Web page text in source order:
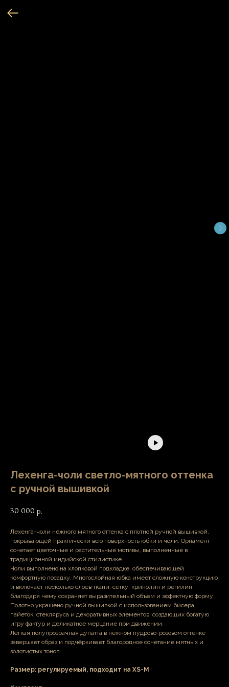
Лехенга-чоли светло-мятного оттенка
с ручной вышивкой
30 000 р.
Лехенга-чоли нежного мятного оттенка с плотной ручной вышивкой,
покрывающей практически всю поверхность юбки и чоли. Орнамент
сочетает цветочные и растительные мотивы, выполненные в
традиционной индийской стилистике.
Чоли выполнено на хлопковой подкладке, обеспечивающей
комфортную посадку. Многослойная юбка имеет сложную конструкцию
и включает несколько слоёв ткани, сетку, кринолин и регилин,
благодаря чему сохраняет выразительный объём и эффектную форму.
Полотно украшено ручной вышивкой с использованием бисера,
пайеток, стекляруса и декоративных элементов, создающих богатую
игру фактур и деликатное мерцание при движении.
Лёгкая полупрозрачная дупатта в нежном пудрово-розовом оттенке
завершает образ и подчёркивает благородное сочетание мятных и
золотистых тонов.
Размер: регулируемый, подходит на XS-M